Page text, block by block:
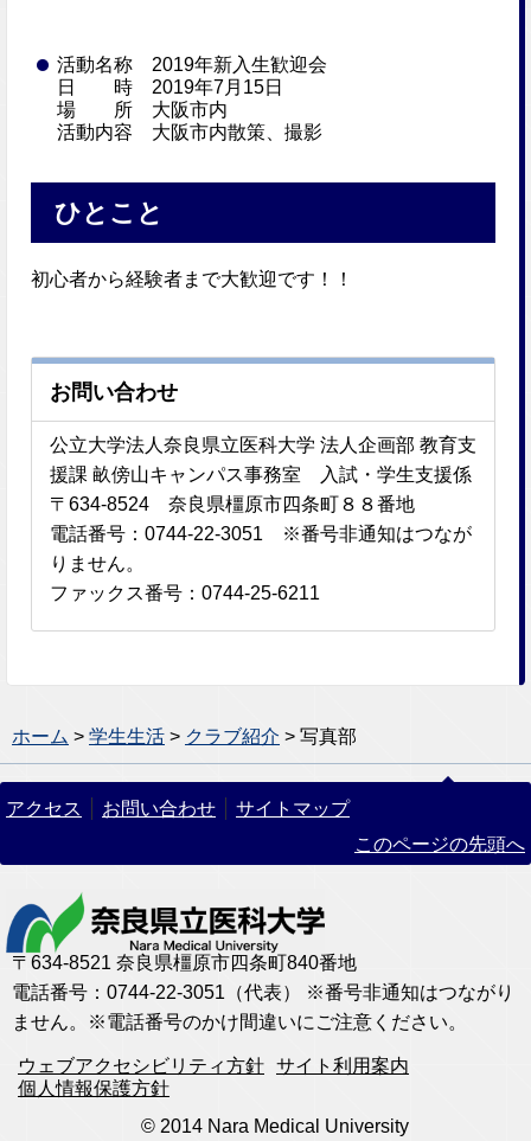
活動名称 2019年新入生歓迎会
日 時 2019年7月15日
場 所 大阪市内
活動内容 大阪市内散策、撮影
ひとこと
初心者から経験者まで大歓迎です！！
お問い合わせ
公立大学法人奈良県立医科大学 法人企画部 教育支
援課 畝傍山キャンパス事務室 入試・学生支援係
〒634-8524 奈良県橿原市四条町８８番地
電話番号：0744-22-3051 ※番号非通知はつなが
りません。
ファックス番号：0744-25-6211
ホーム > 学生生活 > クラブ紹介 > 写真部
アクセス お問い合わせ
サイトマップ
このページの先頭へ
〒634-8521 奈良県橿原市四条町840番地
電話番号：0744-22-3051（代表） ※番号非通知はつながり
ません。※電話番号のかけ間違いにご注意ください。
ウェブアクセシビリティ方針 サイト利用案内
個人情報保護方針
© 2014 Nara Medical University